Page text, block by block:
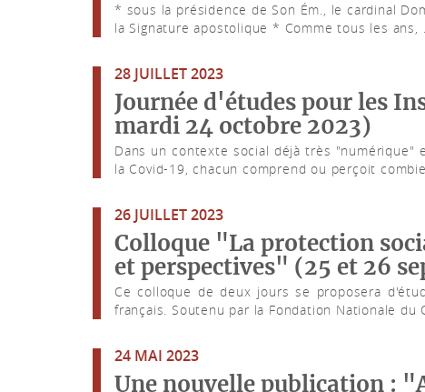
* sous la présidence de Son Ém., le cardinal
la Signature apostolique * Comme tous les ans,
28 JUILLET 2023
Journée d'études pour les
mardi 24 octobre 2023)
Dans un contexte social déjà très
la Covid-19, chacun comprend ou perçoit
26 JUILLET 2023
Colloque "La protection
et perspectives" (25 et 26
Ce colloque de deux jours se proposera
français. Soutenu par la Fondation Nationale du
24 MAI 2023
Une nouvelle publication :